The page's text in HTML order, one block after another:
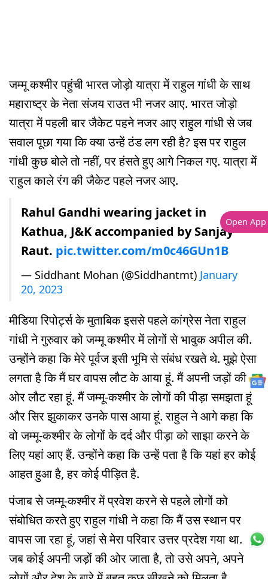
जम्मू कश्मीर पहुंची भारत जोड़ो यात्रा में राहुल गांधी के साथ
महाराष्ट्र के नेता संजय राउत भी नजर आए. भारत जोड़ो
यात्रा में पहली बार जैकेट पहने नजर आए राहुल गांधी से जब
सवाल पूछा गया कि क्या उन्हें ठंड लग रही है? इस पर राहुल
गांधी कुछ बोले तो नहीं, पर हंसते हुए आगे निकल गए. यात्रा में
राहुल काले रंग की जैकेट पहले नजर आए.
Rahul Gandhi wearing jacket in
Kathua, J&K accompanied by Sanjay
Raut. pic.twitter.com/m0c46GUn1B
— Siddhant Mohan (@Siddhantmt) January
20, 2023
मीडिया रिपोर्ट्स के मुताबिक इससे पहले कांग्रेस नेता राहुल
गांधी ने गुरुवार को जम्मू कश्मीर में लोगों से भावुक अपील की.
उन्होंने कहा कि मेरे पूर्वज इसी भूमि से संबंध रखते थे. मुझे ऐसा
लगता है कि मैं घर वापस लौट के आया हूं. मैं अपनी जड़ों की
ओर लौट रहा हूं. मैं जम्मू-कश्मीर के लोगों की पीड़ा समझता हूं
और सिर झुकाकर उनके पास आया हूं. राहुल ने आगे कहा कि
वो जम्मू-कश्मीर के लोगों के दर्द और पीड़ा को साझा करने के
लिए यहां आए हैं. उन्होंने कहा कि उन्हें पता है कि यहां हर कोई
आहत हुआ है, हर कोई पीड़ित है.
पंजाब से जम्मू-कश्मीर में प्रवेश करने से पहले लोगों को
संबोधित करते हुए राहुल गांधी ने कहा कि मैं उस स्थान पर
वापस जा रहा हूं, जहां से मेरा परिवार उत्तर प्रदेश गया था.
जब कोई अपनी जड़ों की ओर जाता है, तो उसे अपने, अपने
Open App